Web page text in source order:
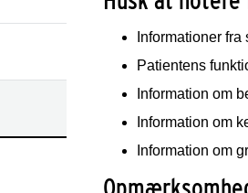
Informationer
Patientens
Information om
Information om
Information om